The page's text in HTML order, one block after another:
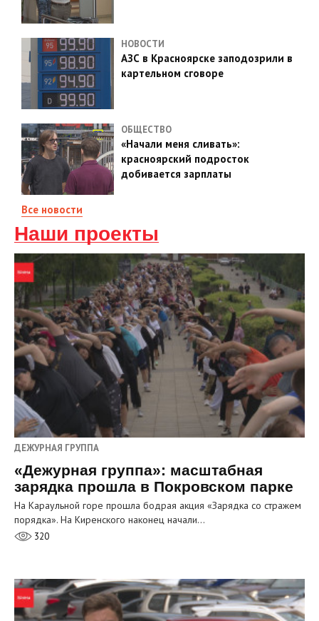
НОВОСТИ
АЗС в Красноярске заподозрили в
картельном сговоре
ОБЩЕСТВО
«Начали меня сливать»:
красноярский подросток
добивается зарплаты
Все новости
Наши проекты
ДЕЖУРНАЯ ГРУППА
«Дежурная группа»: масштабная
зарядка прошла в Покровском парке
На Караульной горе прошла бодрая акция «Зарядка со стражем
порядка». На Киренского наконец начали…
320